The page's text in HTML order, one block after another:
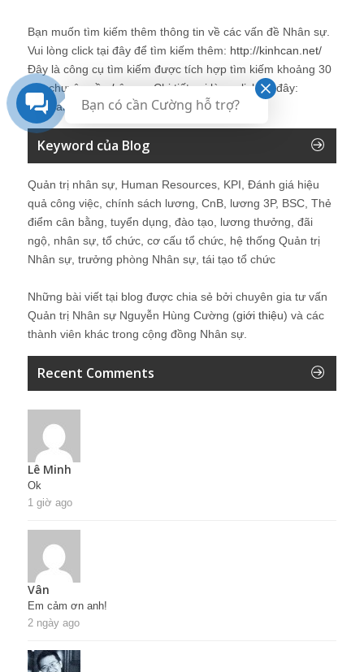
Bạn muốn tìm kiếm thêm thông tin về các vấn đề Nhân sự
Vui lòng click tại đây để tìm kiếm thêm: http://kinhcan.net/
Đây là công cụ tìm kiếm được tích hợp tìm kiếm khoảng 30
site chuyên vềnhân sự. Chi tiết vui lòng click tại đây:
Kinhcan24′s Search
Keyword của Blog
Quản trị nhân sự, Human Resources, KPI, Đánh giá hiệu
quả công việc, chính sách lương, CnB, lương 3P, BSC, Thẻ
điểm cân bằng, tuyển dụng, đào tạo, lương thưởng, đãi
ngộ, nhân sự, tổ chức, cơ cấu tổ chức, hệ thống Quản trị
Nhân sự, trưởng phòng Nhân sự, tái tạo tổ chức
Những bài viết tại blog được chia sẻ bởi chuyên gia tư vấn
Quản trị Nhân sự Nguyễn Hùng Cường (giới thiệu) và các
thành viên khác trong cộng đồng Nhân sự.
Recent Comments
Lê Minh
Ok
1 giờ ago
Vân
Em cảm ơn anh!
2 ngày ago
Bạn có cần Cường hỗ trợ?